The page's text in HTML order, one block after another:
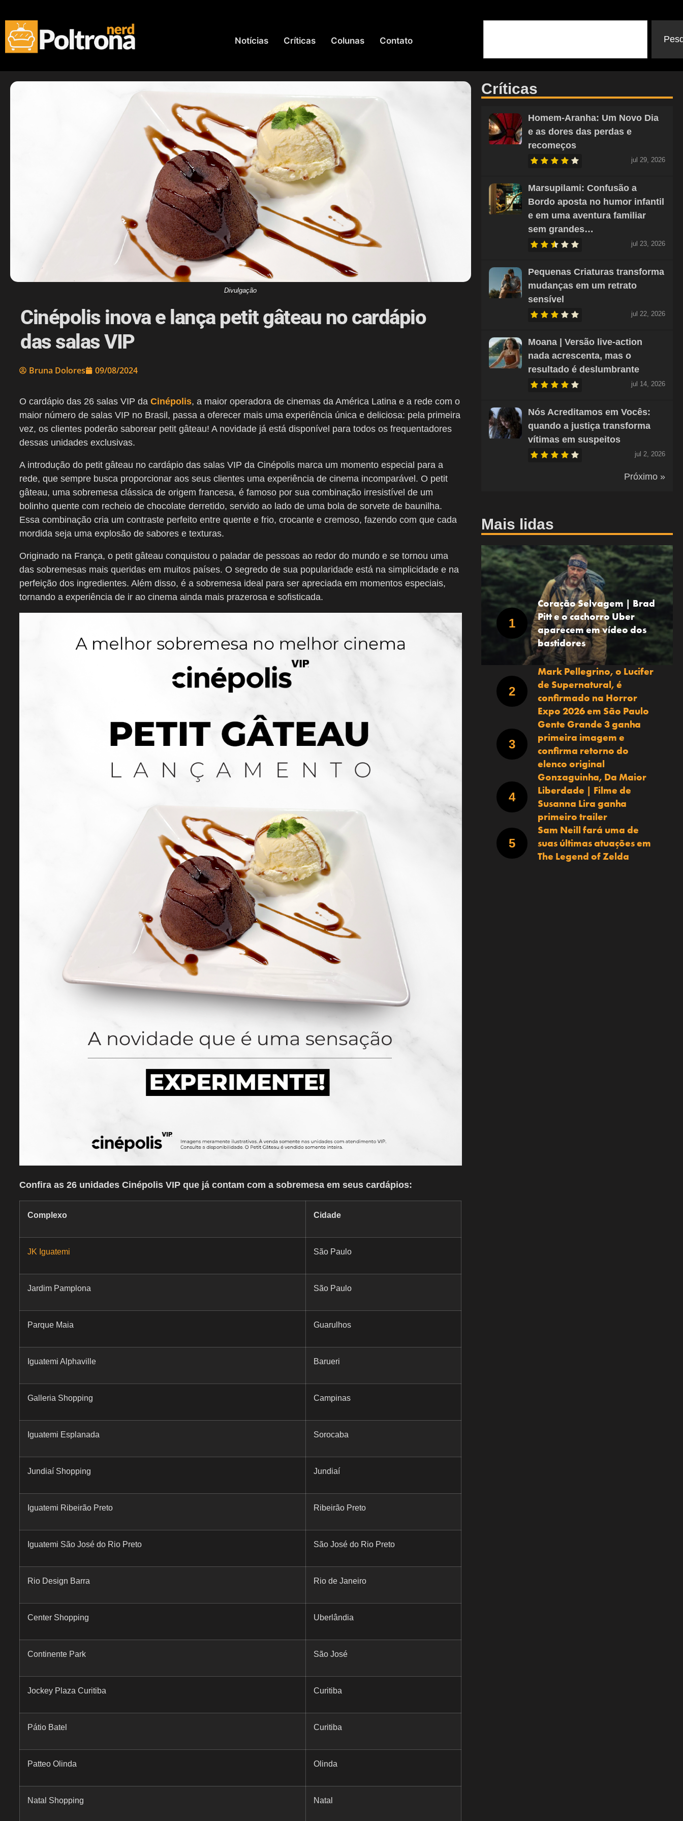
Notícias Críticas Colunas Contato
Divulgação
Cinépolis inova e lança petit gâteau no cardápio
das salas VIP
Bruna Dolores 09/08/2024
O cardápio das 26 salas VIP da Cinépolis, a maior operadora de cinemas da América Latina e a rede com o
maior número de salas VIP no Brasil, passa a oferecer mais uma experiência única e deliciosa: pela primeira
vez, os clientes poderão saborear petit gâteau! A novidade já está disponível para todos os frequentadores
dessas unidades exclusivas.
A introdução do petit gâteau no cardápio das salas VIP da Cinépolis marca um momento especial para a
rede, que sempre busca proporcionar aos seus clientes uma experiência de cinema incomparável. O petit
gâteau, uma sobremesa clássica de origem francesa, é famoso por sua combinação irresistível de um
bolinho quente com recheio de chocolate derretido, servido ao lado de uma bola de sorvete de baunilha.
Essa combinação cria um contraste perfeito entre quente e frio, crocante e cremoso, fazendo com que cada
mordida seja uma explosão de sabores e texturas.
Originado na França, o petit gâteau conquistou o paladar de pessoas ao redor do mundo e se tornou uma
das sobremesas mais queridas em muitos países. O segredo de sua popularidade está na simplicidade e na
perfeição dos ingredientes. Além disso, é a sobremesa ideal para ser apreciada em momentos especiais,
tornando a experiência de ir ao cinema ainda mais prazerosa e sofisticada.
Confira as 26 unidades Cinépolis VIP que já contam com a sobremesa em seus cardápios:
Complexo Cidade
JK Iguatemi São Paulo
Jardim Pamplona São Paulo
Parque Maia Guarulhos
Iguatemi Alphaville Barueri
Galleria Shopping Campinas
Iguatemi Esplanada Sorocaba
Jundiaí Shopping Jundiaí
Iguatemi Ribeirão Preto Ribeirão Preto
Iguatemi São José do Rio Preto São José do Rio Preto
Rio Design Barra Rio de Janeiro
Center Shopping Uberlândia
Continente Park São José
Jockey Plaza Curitiba Curitiba
Pátio Batel Curitiba
Patteo Olinda Olinda
Natal Shopping Natal
Críticas
Homem-Aranha: Um Novo Dia
e as dores das perdas e
recomeços
jul 29, 2026
Marsupilami: Confusão a
Bordo aposta no humor infantil
e em uma aventura familiar
sem grandes…
jul 23, 2026
Pequenas Criaturas transforma
mudanças em um retrato
sensível
jul 22, 2026
Moana | Versão live-action
nada acrescenta, mas o
resultado é deslumbrante
jul 14, 2026
Nós Acreditamos em Vocês:
quando a justiça transforma
vítimas em suspeitos
jul 2, 2026
Próximo »
Mais lidas
Coração Selvagem | Brad
Pitt e o cachorro Uber
aparecem em vídeo dos
bastidores
Mark Pellegrino, o Lucifer
de Supernatural, é
confirmado na Horror
Expo 2026 em São Paulo
Gente Grande 3 ganha
primeira imagem e
confirma retorno do
elenco original
Gonzaguinha, Da Maior
Liberdade | Filme de
Susanna Lira ganha
primeiro trailer
Sam Neill fará uma de
suas últimas atuações em
The Legend of Zelda